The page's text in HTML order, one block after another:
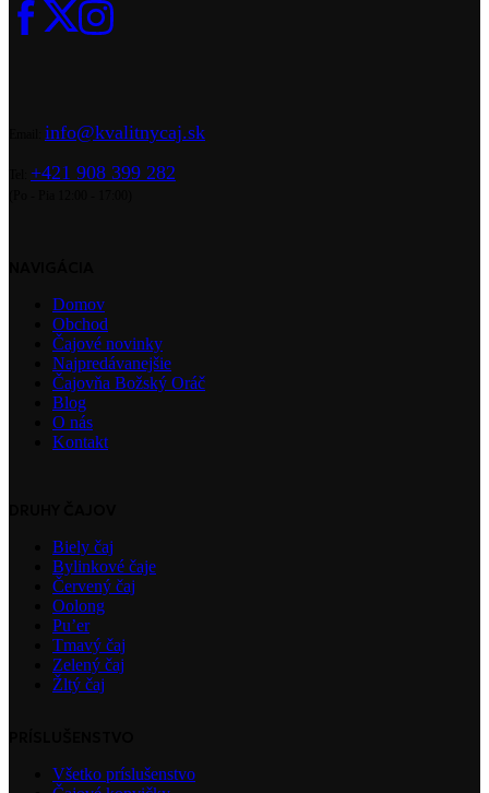
info@kvalitnycaj.sk
+421 908 399 282
Domov
Obchod
Čajové novinky
Najpredávanejšie
Čajovňa Božský Oráč
Blog
O nás
Kontakt
Biely čaj
Bylinkové čaje
Červený čaj
Oolong
Pu’er
Tmavý čaj
Zelený čaj
Žltý čaj
Všetko príslušenstvo